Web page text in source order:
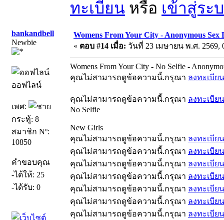
ทะเบียน หรือ เข้าสู่ระ
bankandbell
Newbie
ออฟไลน์
เพศ:
กระทู้: 8
สมาชิก Nº:
10850
คำขอบคุณ
-ได้ให้: 25
-ได้รับ: 0
Womens From Your City - Anonymous Sex
« ตอบ #14 เมื่อ: วันที่ 23 เมษายน พ.ศ. 2569,
Womens From Your City - No Selfie -
คุณไม่สามารถดูข้อความนี้.กรุณา ลงทะเบียน
คุณไม่สามารถดูข้อความนี้.กรุณา ลงทะเบียน
No Selfie
New Girls
คุณไม่สามารถดูข้อความนี้.กรุณา ลงทะเบียน
คุณไม่สามารถดูข้อความนี้.กรุณา ลงทะเบียน
คุณไม่สามารถดูข้อความนี้.กรุณา ลงทะเบียน
คุณไม่สามารถดูข้อความนี้.กรุณา ลงทะเบียน
คุณไม่สามารถดูข้อความนี้.กรุณา ลงทะเบียน
คุณไม่สามารถดูข้อความนี้.กรุณา ลงทะเบียน
คุณไม่สามารถดูข้อความนี้.กรุณา ลงทะเบียน